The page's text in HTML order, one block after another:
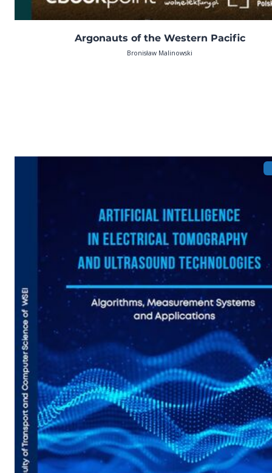
Argonauts of the Western Pacific
Bronisław Malinowski